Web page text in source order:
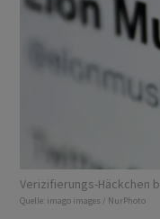
Verizifierungs-Häckchen
Quelle: imago images / NurPhoto